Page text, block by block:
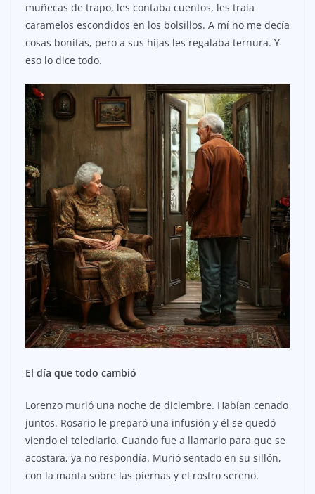
muñecas de trapo, les contaba cuentos, les traía
caramelos escondidos en los bolsillos. A mí no me decía
cosas bonitas, pero a sus hijas les regalaba ternura. Y
eso lo dice todo.
El día que todo cambió
Lorenzo murió una noche de diciembre. Habían cenado
juntos. Rosario le preparó una infusión y él se quedó
viendo el telediario. Cuando fue a llamarlo para que se
acostara, ya no respondía. Murió sentado en su sillón,
con la manta sobre las piernas y el rostro sereno.